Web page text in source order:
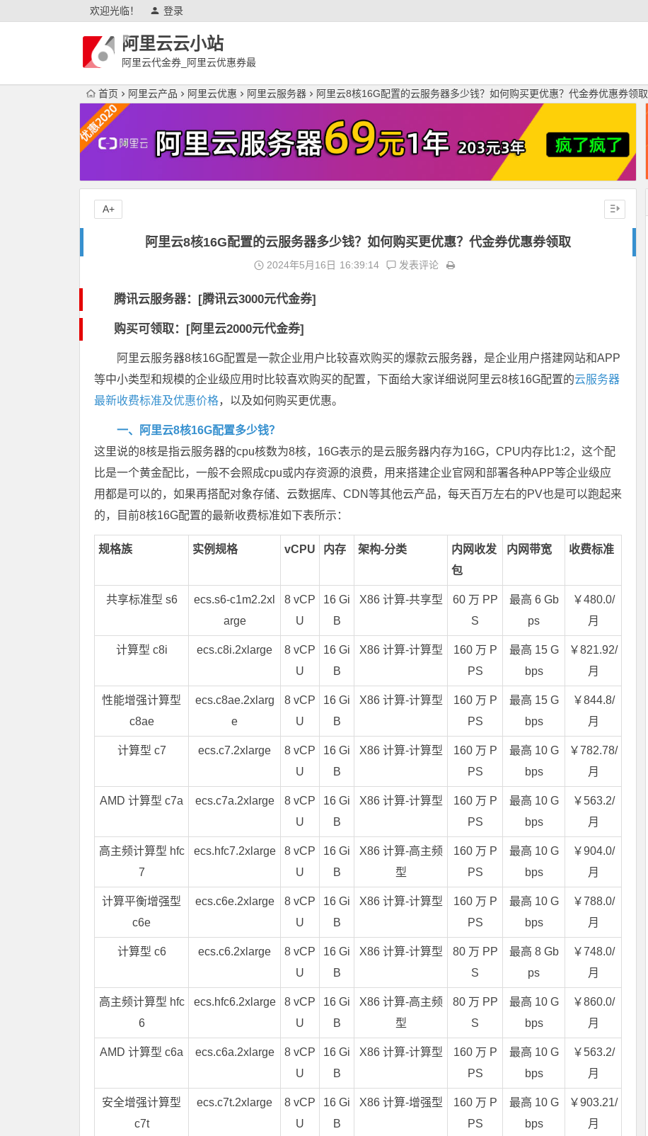
欢迎光临！ 登录
阿里云云小站
阿里云代金券_阿里云优惠券最
首页 阿里云产品 阿里云优惠 阿里云服务器 阿里云8核16G配置的云服务器多少钱？如何购买更优惠？代金券优惠券领取
阿里云8核16G配置的云服务器多少钱？如何购买更优惠？代金券优惠券领取
2024年5月16日 16:39:14 发表评论
腾讯云服务器：[腾讯云3000元代金券]
购买可领取：[阿里云2000元代金券]
阿里云服务器8核16G配置是一款企业用户比较喜欢购买的爆款云服务器，是企业用户搭建网站和APP
等中小类型和规模的企业级应用时比较喜欢购买的配置，下面给大家详细说阿里云8核16G配置的云服务器
最新收费标准及优惠价格，以及如何购买更优惠。
一、阿里云8核16G配置多少钱？
这里说的8核是指云服务器的cpu核数为8核，16G表示的是云服务器内存为16G，CPU内存比1:2，这个配
比是一个黄金配比，一般不会照成cpu或内存资源的浪费，用来搭建企业官网和部署各种APP等企业级应
用都是可以的，如果再搭配对象存储、云数据库、CDN等其他云产品，每天百万左右的PV也是可以跑起来
的，目前8核16G配置的最新收费标准如下表所示：
规格族 实例规格 vCPU 内存 架构-分类
内网收发
包
内网带宽 收费标准
共享标准型 s6
ecs.s6-c1m2.2xl
arge
8 vCP
U
16 Gi
B
X86 计算-共享型
60 万 PP
S
最高 6 Gb
ps
￥480.0/
月
计算型 c8i ecs.c8i.2xlarge
8 vCP
U
16 Gi
B
X86 计算-计算型
160 万 P
PS
最高 15 G
bps
￥821.92/
月
性能增强计算型
c8ae
ecs.c8ae.2xlarg
e
8 vCP
U
16 Gi
B
X86 计算-计算型
160 万 P
PS
最高 15 G
bps
￥844.8/
月
计算型 c7 ecs.c7.2xlarge
8 vCP
U
16 Gi
B
X86 计算-计算型
160 万 P
PS
最高 10 G
bps
￥782.78/
月
AMD 计算型 c7a ecs.c7a.2xlarge
8 vCP
U
16 Gi
B
X86 计算-计算型
160 万 P
PS
最高 10 G
bps
￥563.2/
月
高主频计算型 hfc
7
ecs.hfc7.2xlarge
8 vCP
U
16 Gi
B
X86 计算-高主频
型
160 万 P
PS
最高 10 G
bps
￥904.0/
月
计算平衡增强型
c6e
ecs.c6e.2xlarge
8 vCP
U
16 Gi
B
X86 计算-计算型
160 万 P
PS
最高 10 G
bps
￥788.0/
月
计算型 c6 ecs.c6.2xlarge
8 vCP
U
16 Gi
B
X86 计算-计算型
80 万 PP
S
最高 8 Gb
ps
￥748.0/
月
高主频计算型 hfc
6
ecs.hfc6.2xlarge
8 vCP
U
16 Gi
B
X86 计算-高主频
型
80 万 PP
S
最高 10 G
bps
￥860.0/
月
AMD 计算型 c6a ecs.c6a.2xlarge
8 vCP
U
16 Gi
B
X86 计算-计算型
160 万 P
PS
最高 10 G
bps
￥563.2/
月
安全增强计算型
c7t
ecs.c7t.2xlarge
8 vCP
U
16 Gi
B
X86 计算-增强型
160 万 P
PS
最高 10 G
bps
￥903.21/
月
A+